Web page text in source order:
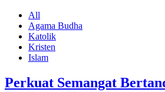
All
Agama Budha
Katolik
Kristen
Islam
Perkuat Semangat